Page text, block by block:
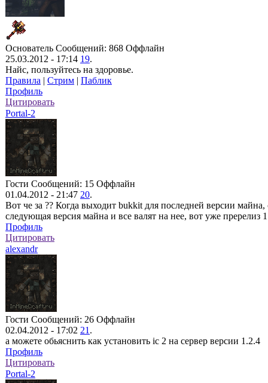
Основатель Сообщений: 868 Оффлайн
25.03.2012 - 17:14 19.
Найс, пользуйтесь на здоровье.
Правила | Стрим | Паблик
Профиль
Цитировать
Portal-2
Гости Сообщений: 15 Оффлайн
01.04.2012 - 21:47 20.
Вот че за ?? Когда выходит bukkit для последней версии
следующая версия майна и все валят на нее, вот уже пререлиз
Профиль
Цитировать
alexandr
Гости Сообщений: 26 Оффлайн
02.04.2012 - 17:02 21 .
а можете обьяснить как установить ic 2 на сервер версии 1.2.4
Профиль
Цитировать
Portal-2